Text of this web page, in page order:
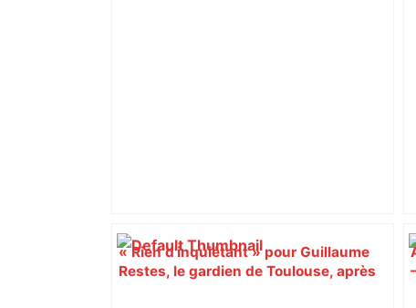
« Rien d'inquiétant » pour Guillaume
Restes, le gardien de Toulouse, après